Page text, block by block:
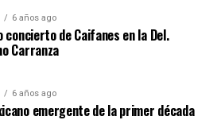
6 años ago
concierto de Caifanes en la Del.
Carranza
6 años ago
emergente de la primer década